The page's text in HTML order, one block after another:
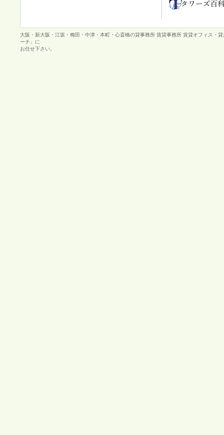
大阪・新大阪・江坂・梅田・中津・本町・心斎橋の貸事務所 賃貸事務所 賃貸オフィス・
ーチ」に
お任せ下さい。